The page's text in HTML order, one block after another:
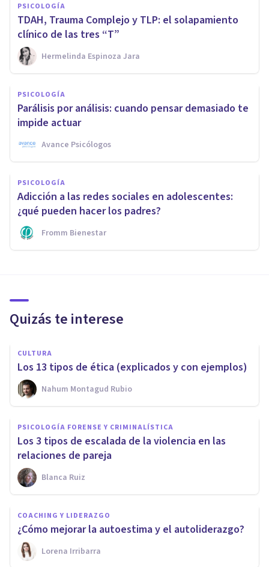
PSICOLOGÍA
TDAH, Trauma Complejo y TLP: el solapamiento
clínico de las tres “T”
Hermelinda Espinoza Jara
PSICOLOGÍA
Parálisis por análisis: cuando pensar demasiado te
impide actuar
Avance Psicólogos
PSICOLOGÍA
Adicción a las redes sociales en adolescentes:
¿qué pueden hacer los padres?
Fromm Bienestar
Quizás te interese
CULTURA
Los 13 tipos de ética (explicados y con ejemplos)
Nahum Montagud Rubio
PSICOLOGÍA FORENSE Y CRIMINALÍSTICA
Los 3 tipos de escalada de la violencia en las
relaciones de pareja
Blanca Ruiz
COACHING Y LIDERAZGO
¿Cómo mejorar la autoestima y el autoliderazgo?
Lorena Irribarra